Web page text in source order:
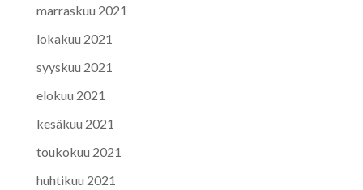
marraskuu 2021
lokakuu 2021
syyskuu 2021
elokuu 2021
kesäkuu 2021
toukokuu 2021
huhtikuu 2021